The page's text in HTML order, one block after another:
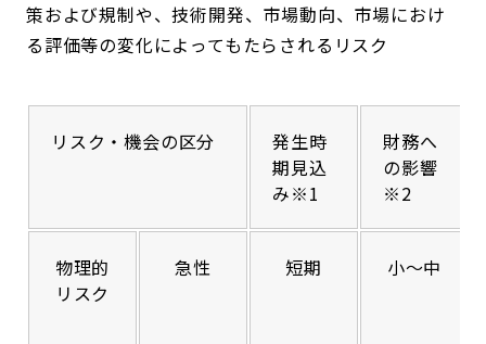
策および規制や、技術開発、市場動向、市場におけ
る評価等の変化によってもたらされるリスク
リスク・機会の区分
発生時
期見込
み※1
財務へ
の影響
※2
物理的
リスク
急性 短期 小〜中